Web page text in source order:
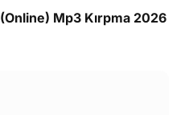
Mp3 Kırpma 2026